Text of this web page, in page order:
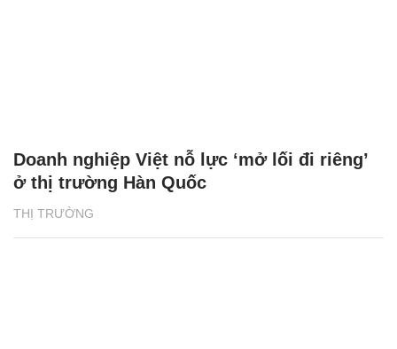
THỊ TRƯỜNG
Doanh nghiệp Việt nỗ lực ‘mở lối đi riêng’
ở thị trường Hàn Quốc